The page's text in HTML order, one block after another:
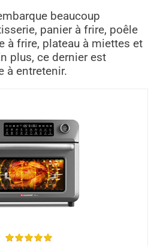
beaucoup
panier à frire, poêle
à frire, plateau à miettes et
plus, ce dernier est
à entretenir.